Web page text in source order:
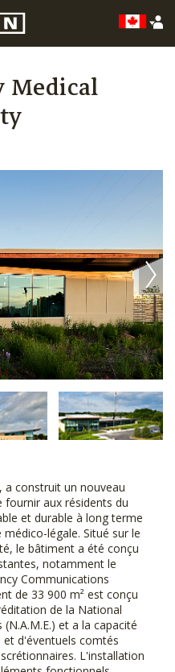
Medical
a construit un nouveau
fournir aux résidents du
et durable à long terme
légale. Situé sur le
le bâtiment a été conçu
notamment le
Communications
de 33 900 m² est conçu
de la National
et a la capacité
et d'éventuels comtés
L'installation